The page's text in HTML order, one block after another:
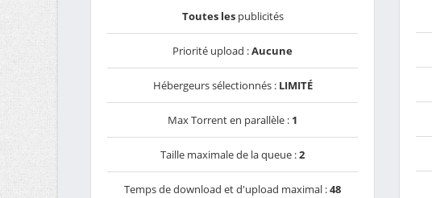
Toutes lespublicités
Priorité upload :Aucune
Hébergeurs sélectionnés : LIMITÉ
Max Torrent en parallèle : 1
Taille maximale de la queue :2
Temps de download et d'upload maximal :48